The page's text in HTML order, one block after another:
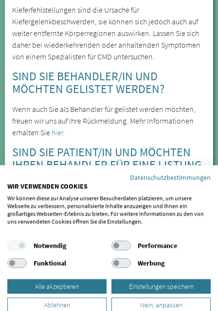
Kieferfehlstellungen sind die Ursache für
Kiefergelenkbeschwerden, sie können sich jedoch auch auf
weiter entfernte Körperregionen auswirken. Lassen Sie sich
daher bei wiederkehrenden oder anhaltenden Symptomen
von einem Spezialisten für CMD untersuchen.
SIND SIE BEHANDLER/IN UND
MÖCHTEN GELISTET WERDEN?
Wenn auch Sie als Behandler für gelistet werden möchten,
freuen wir uns auf Ihre Rückmeldung. Mehr Informationen
erhalten Sie hier.
SIND SIE PATIENT/IN UND MÖCHTEN
IHREN BEHANDLER FÜR EINE LISTUNG
Sollte Ihr Behandler bisher nicht gelistet sein oder Sie einen
Behandler kennen, der in unsere Liste aufgenommen
werden sollte, schreiben Sie uns bitte einfach
Datenschutzbestimmungen
WIR VERWENDEN COOKIES
Wir können diese zur Analyse unserer Besucherdaten platzieren, um unsere
Webseite zu verbessern, personalisierte Inhalte anzuzeigen und Ihnen ein
großartiges Webseiten-Erlebnis zu bieten. Für weitere Informationen zu den von
uns verwendeten Cookies öffnen Sie die Einstellungen.
Notwendig
Performance
Funktional
Werbung
Alle akzeptieren Einstellungen speichern
Ablehnen Nein, anpassen